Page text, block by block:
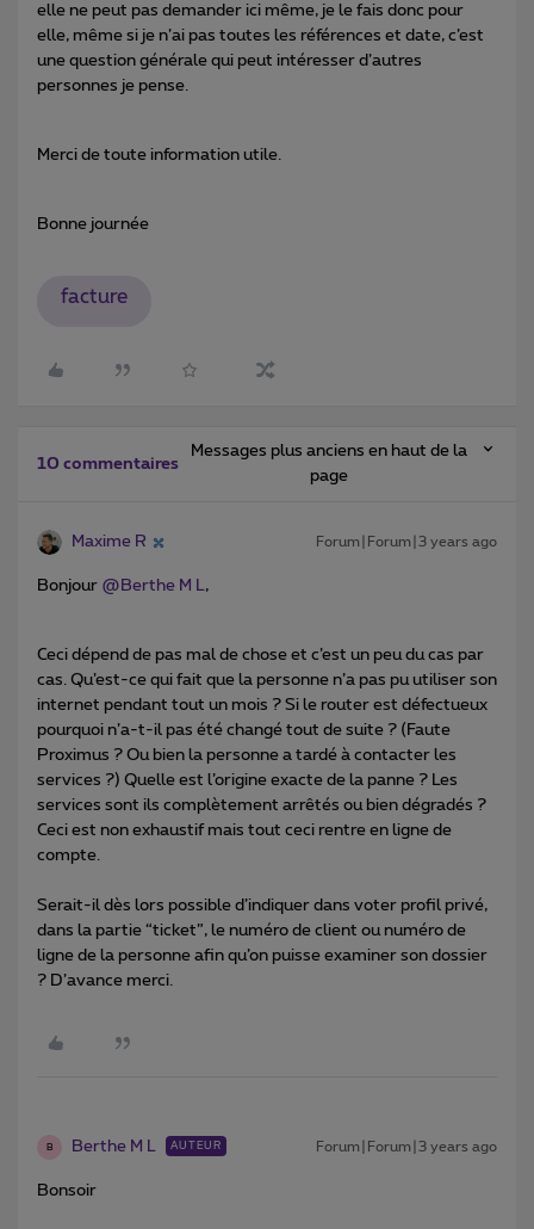
elle ne peut pas demander ici même, je le fais donc pour
elle, même si je n’ai pas toutes les références et date, c’est
une question générale qui peut intéresser d’autres
personnes je pense.
Merci de toute information utile.
Bonne journée
facture
10 commentaires
Messages plus anciens en haut de la
page
Maxime R Forum|Forum|3 years ago
Bonjour @Berthe M L,
Ceci dépend de pas mal de chose et c’est un peu du cas par
cas. Qu’est-ce qui fait que la personne n’a pas pu utiliser son
internet pendant tout un mois ? Si le router est défectueux
pourquoi n’a-t-il pas été changé tout de suite ? (Faute
Proximus ? Ou bien la personne a tardé à contacter les
services ?) Quelle est l’origine exacte de la panne ? Les
services sont ils complètement arrêtés ou bien dégradés ?
Ceci est non exhaustif mais tout ceci rentre en ligne de
compte.
Serait-il dès lors possible d’indiquer dans voter profil privé,
dans la partie “ticket”, le numéro de client ou numéro de
ligne de la personne afin qu’on puisse examiner son dossier
? D’avance merci.
B Berthe M L AUTEUR Forum|Forum|3 years ago
Bonsoir